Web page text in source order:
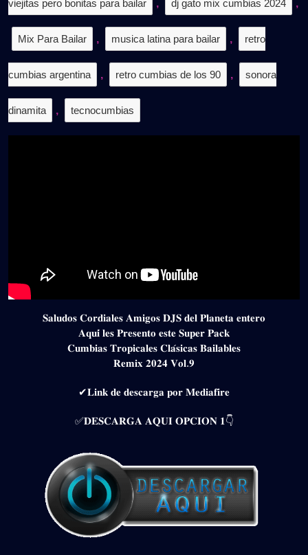
viejitas pero bonitas para bailar , dj gato mix cumbias 2024 ,
Mix Para Bailar , musica latina para bailar , retro
cumbias argentina , retro cumbias de los 90 , sonora
dinamita , tecnocumbias
𝐒𝐚𝐥𝐮𝐝𝐨𝐬 𝐂𝐨𝐫𝐝𝐢𝐚𝐥𝐞𝐬 𝐀𝐦𝐢𝐠𝐨𝐬 𝐃𝐉𝐒 𝐝𝐞𝐥 𝐏𝐥𝐚𝐧𝐞𝐭𝐚 𝐞𝐧𝐭𝐞𝐫𝐨
𝐀𝐪𝐮𝐢́ 𝐥𝐞𝐬 𝐏𝐫𝐞𝐬𝐞𝐧𝐭𝐨 𝐞𝐬𝐭𝐞 𝐒𝐮𝐩𝐞𝐫 𝐏𝐚𝐜𝐤
𝐂𝐮𝐦𝐛𝐢𝐚𝐬 𝐓𝐫𝐨𝐩𝐢𝐜𝐚𝐥𝐞𝐬 𝐂𝐥𝐚́𝐬𝐢𝐜𝐚𝐬 𝐁𝐚𝐢𝐥𝐚𝐛𝐥𝐞𝐬
𝐑𝐞𝐦𝐢𝐱 𝟐𝟎𝟐𝟒 𝐕𝐨𝐥.𝟗
✔𝐋𝐢𝐧𝐤 𝐝𝐞 𝐝𝐞𝐬𝐜𝐚𝐫𝐠𝐚 𝐩𝐨𝐫 𝐌𝐞𝐝𝐢𝐚𝐟𝐢𝐫𝐞
✅𝐃𝐄𝐒𝐂𝐀𝐑𝐆𝐀 𝐀𝐐𝐔𝐈 𝐎𝐏𝐂𝐈𝐎𝐍 𝟏👇